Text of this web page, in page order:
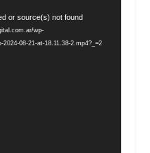
or source(s) not found
wp-
08-21-at-18.11.38-2.mp4?_=2